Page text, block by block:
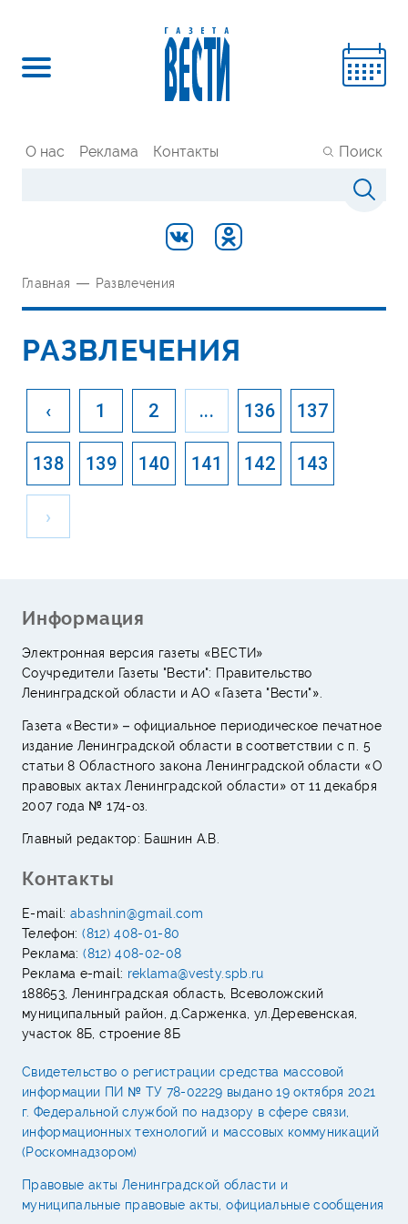
О нас Реклама Контакты Поиск
Главная — Развлечения
РАЗВЛЕЧЕНИЯ
‹ 1 2 ... 136 137
138 139 140 141 142 143
›
Информация
Электронная версия газеты «ВЕСТИ»
Соучредители Газеты "Вести": Правительство
Ленинградской области и АО «Газета "Вести"».
Газета «Вести» – официальное периодическое печатное
издание Ленинградской области в соответствии с п. 5
статьи 8 Областного закона Ленинградской области «О
правовых актах Ленинградской области» от 11 декабря
2007 года № 174-оз.
Главный редактор: Башнин А.В.
Контакты
E-mail: abashnin@gmail.com
Телефон:(812) 408-01-80
Реклама:(812) 408-02-08
Реклама e-mail: reklama@vesty.spb.ru
188653, Ленинградская область, Всеволожский
муниципальный район, д.Сарженка, ул.Деревенская,
участок 8Б, строение 8Б
Свидетельство о регистрации средства массовой
информации ПИ № ТУ 78-02229 выдано 19 октября 2021
г. Федеральной службой по надзору в сфере связи,
информационных технологий и массовых коммуникаций
(Роскомнадзором)
Правовые акты Ленинградской области и
муниципальные правовые акты, официальные сообщения